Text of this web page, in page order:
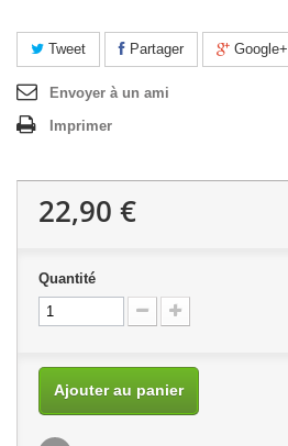
Tweet Partager Google+
Envoyer à un ami
Imprimer
22,90 €
Quantité
Ajouter au panier